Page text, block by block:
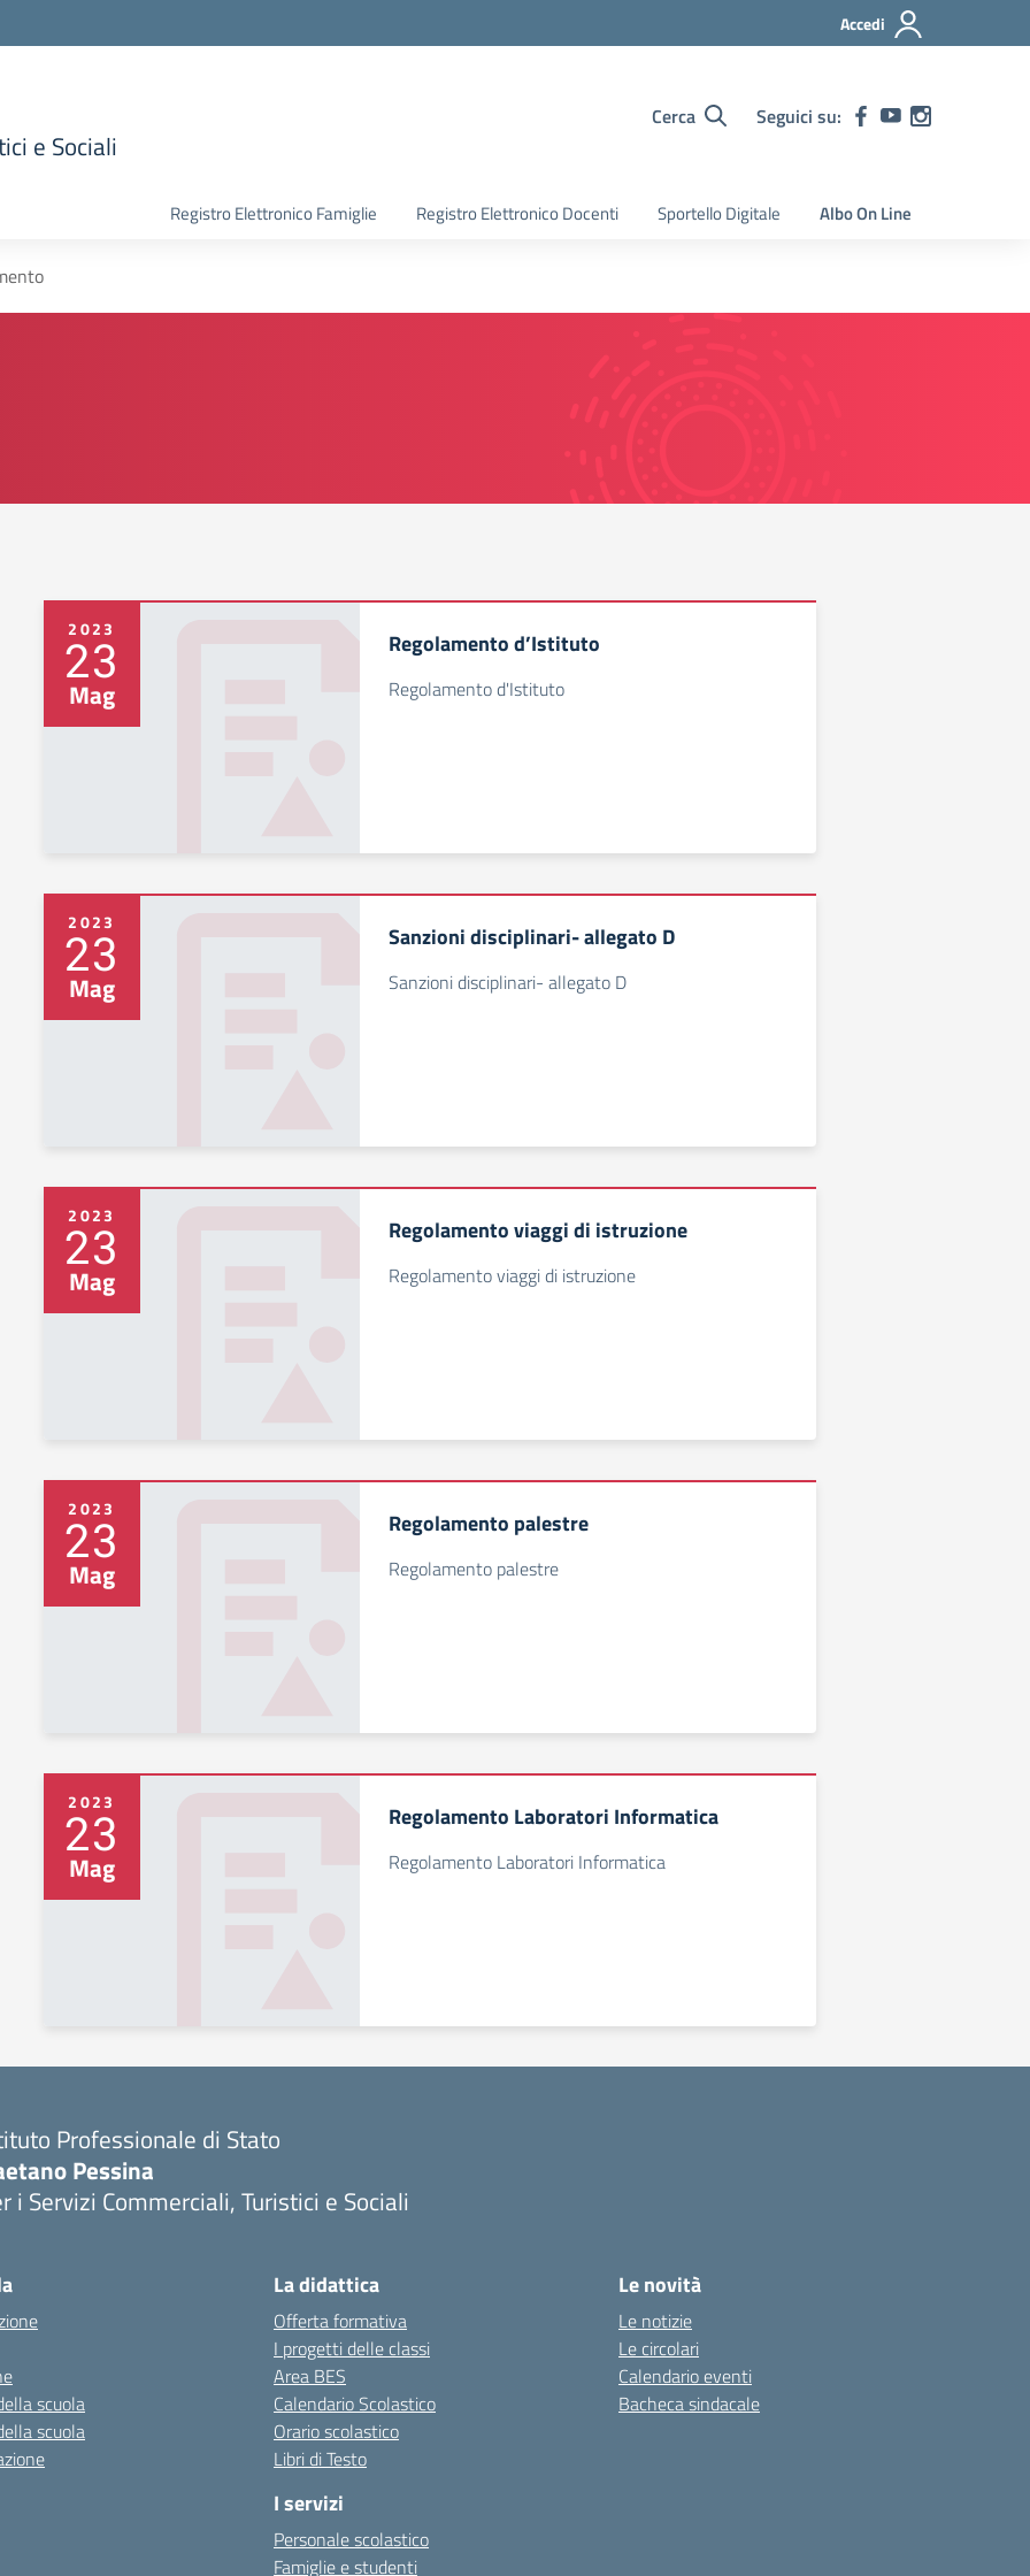
Accedi
e Sociali
Cerca Seguici su:
Registro Elettronico Famiglie Registro Elettronico Docenti Sportello Digitale Albo On Line
2023
23
Mag
Regolamento d’Istituto
Regolamento d'Istituto
2023
23
Mag
Sanzioni disciplinari- allegato D
Sanzioni disciplinari- allegato D
2023
23
Mag
Regolamento viaggi di istruzione
Regolamento viaggi di istruzione
2023
23
Mag
Regolamento palestre
Regolamento palestre
2023
23
Mag
Regolamento Laboratori Informatica
Regolamento Laboratori Informatica
Professionale di Stato
Pessina
i Servizi Commerciali, Turistici e Sociali
scuola
scuola
La didattica
Offerta formativa
I progetti delle classi
Area BES
Calendario Scolastico
Orario scolastico
Libri di Testo
I servizi
Personale scolastico
Famiglie e studenti
Le novità
Le notizie
Le circolari
Calendario eventi
Bacheca sindacale